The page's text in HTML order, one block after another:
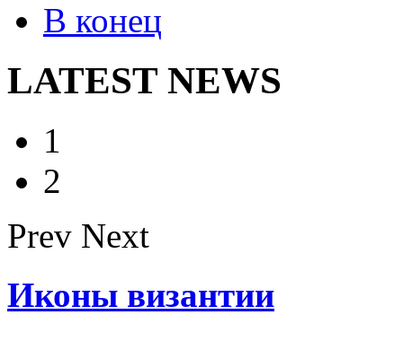
В конец
LATEST NEWS
1
2
Prev Next
Иконы византии